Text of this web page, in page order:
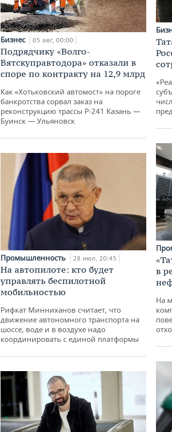
Бизнес 05 авг, 00:00
Подрядчику «Волго-
Вятскуправтодора» отказали в
споре по контракту на 12,9 млрд
Как «Хотьковский автомост» на пороге
банкротства сорвал заказ на
реконструкцию трассы Р‑241 Казань —
Буинск — Ульяновск
Промышленность 28 июл, 20:45
На автопилоте: кто будет
управлять беспилотной
мобильностью
Рифкат Минниханов считает, что
движение автономного транспорта на
шоссе, воде и в воздухе надо
координировать с единой платформы
в
На